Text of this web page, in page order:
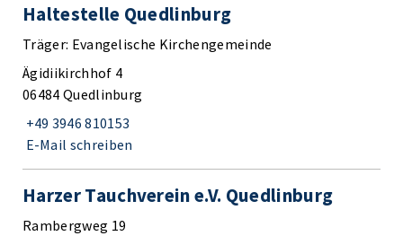
Haltestelle Quedlinburg
Träger: Evangelische Kirchengemeinde
Ägidiikirchhof 4
06484 Quedlinburg
+49 3946 810153
E-Mail schreiben
Harzer Tauchverein e.V. Quedlinburg
Rambergweg 19